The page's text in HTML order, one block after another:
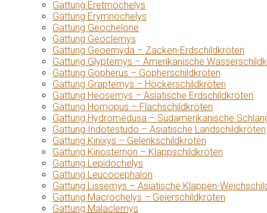
Gattung Eretmochelys
Gattung Erymnochelys
Gattung Geochelone
Gattung Geoclemys
Gattung Geoemyda – Zacken-Erdschildkröten
Gattung Glyptemys – Amerikanische
Gattung Gopherus – Gopherschildkröten
Gattung Graptemys – Höckerschildkröten
Gattung Heosemys – Asiatische Erdschildkröten
Gattung Homopus – Flachschildkröten
Gattung Hydromedusa – Südamerikanische
Gattung Indotestudo – Asiatische Landschildkröten
Gattung Kinixys – Gelenkschildkröten
Gattung Kinosternon – Klappschildkröten
Gattung Lepidochelys
Gattung Leucocephalon
Gattung Lissemys – Asiatische Klappen-
Gattung Macrochelys – Geierschildkröten
Gattung Malaclemys